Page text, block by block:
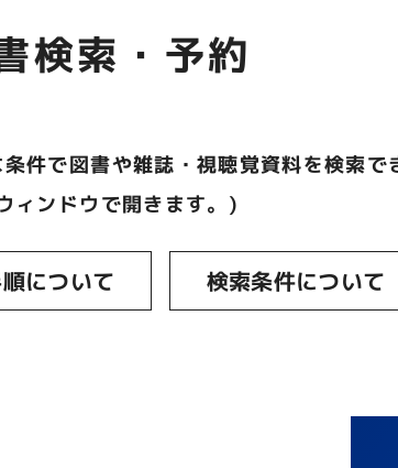
検索・予約
件で図書や雑誌・視聴覚資料を検索
ィンドウで開きます。)
について 検索条件について